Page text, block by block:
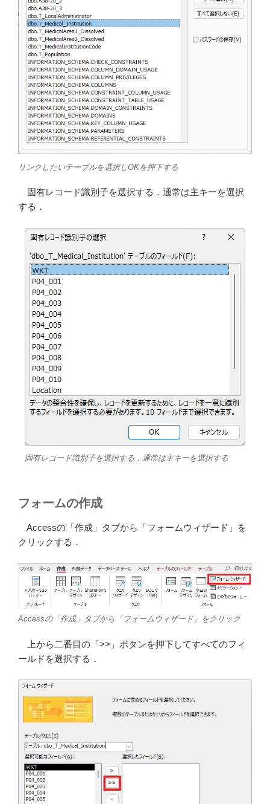
リンクしたいテーブルを選択しOKを押下する
固有レコード識別子を選択する．通常は主キーを選択
する．
固有レコード識別子を選択する．通常は主キーを選択する
フォームの作成
Accessの「作成」タブから「フォームウィザード」を
クリックする．
Accessの「作成」タブから「フォームウィザード」をクリック
上から二番目の「>>」ボタンを押下してすべてのフィ
ールドを選択する．